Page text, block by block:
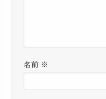
名前 ※